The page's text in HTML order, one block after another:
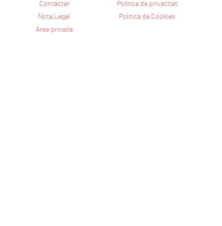
Contactar
Política de privacitat
Nota Legal
Política de Cookies
Àrea privada